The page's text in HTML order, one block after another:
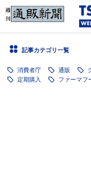
記事カテゴリ一覧
消費者庁 通販
定期購入
ファーマフ